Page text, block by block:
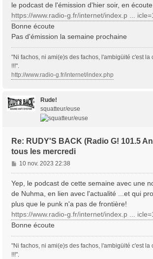
a
g
e
le podcast de l'émission d'hier soir, en
https://www.radio-g.fr/internet/index.p ...
Bonne écoute
Pas d'émission la semaine prochaine
"Ni fachos, ni ami(e)s des fachos, l'ambigüité c'est la
!!!".
http://www.radio-g.fr/internet/index.php
Rude!
squatteur/euse
Re: RUDY'S BACK (Radio G! 101.5
tous les mercredi
M
e
s
a
g
e
10 nov. 2023 22:38
Yep, le podcast de cette semaine avec une
de Nuhma, en lien avec l'actualité ...et qui
plus que le punk n'a pas de frontière!
https://www.radio-g.fr/internet/index.p ...
Bonne écoute
"Ni fachos, ni ami(e)s des fachos, l'ambigüité c'est la
!!!".